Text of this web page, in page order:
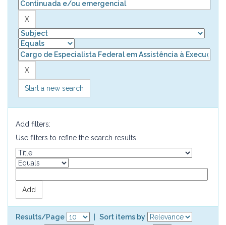
Start a new search
Add filters:
Use filters to refine the search results.
Results/Page
Sort items by